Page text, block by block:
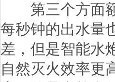
第三个方面额
每秒钟的出水量
差，但是智能水
自然灭火效率更